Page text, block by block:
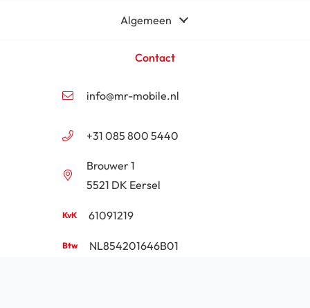
Algemeen
Contact
info@mr-mobile.nl
+31 085 800 5440
Brouwer 1
5521 DK Eersel
61091219
NL854201646B01